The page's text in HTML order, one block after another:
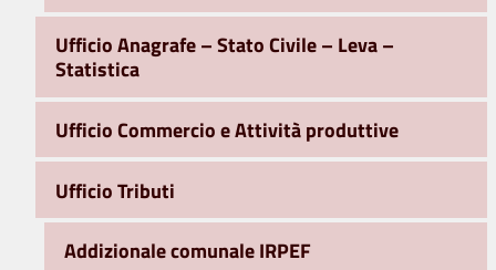
Ufficio Anagrafe – Stato Civile – Leva –
Statistica
Ufficio Commercio e Attività produttive
Ufficio Tributi
Addizionale comunale IRPEF